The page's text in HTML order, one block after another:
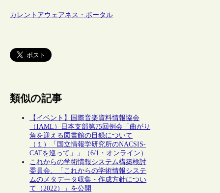
カレントアウェアネス・ポータル
類似の記事
【イベント】国際音楽資料情報協会
（IAML）日本支部第75回例会「曲がり
角を迎える図書館の目録について
（１）「国立情報学研究所のNACSIS-
CATを巡って」」（6/1・オンライン）
これからの学術情報システム構築検討
委員会、「これからの学術情報システ
ムのメタデータ収集・作成方針につい
て（2022）」を公開